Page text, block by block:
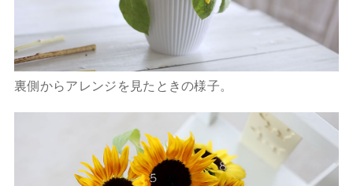
裏側からアレンジを見たときの様子。